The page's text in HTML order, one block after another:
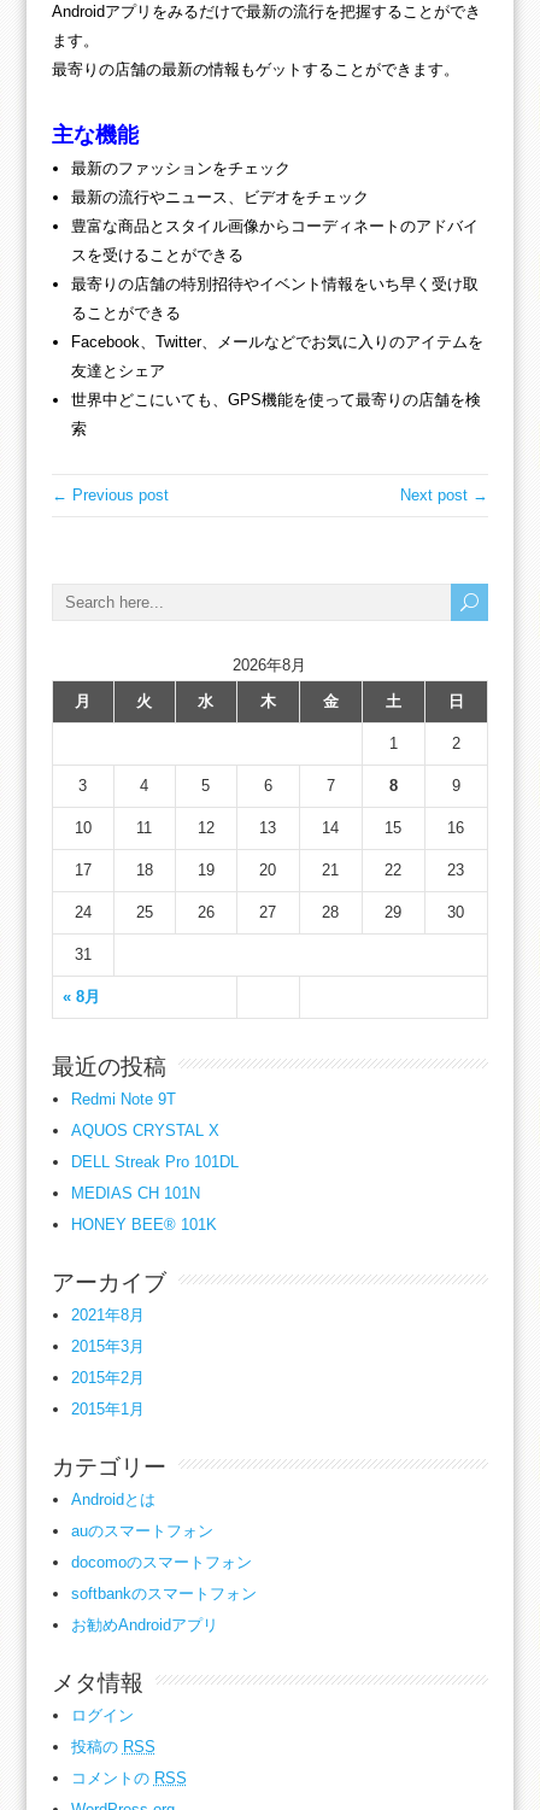
Androidアプリをみるだけで最新の流行を把握することができ
ます。
最寄りの店舗の最新の情報もゲットすることができます。
主な機能
最新のファッションをチェック
最新の流行やニュース、ビデオをチェック
豊富な商品とスタイル画像からコーディネートのアドバイ
スを受けることができる
最寄りの店舗の特別招待やイベント情報をいち早く受け取
ることができる
Facebook、Twitter、メールなどでお気に入りのアイテムを
友達とシェア
世界中どこにいても、GPS機能を使って最寄りの店舗を検
索
← Previous post Next post →
2026年8月
月
火 水 木 金 土 日
« 8月
1 2
3 4 5 6 7 8 9
10 11 12 13 14 15 16
17 18 19 20 21 22 23
24 25 26 27 28 29 30
31
最近の投稿
Redmi Note 9T
AQUOS CRYSTAL X
DELL Streak Pro 101DL
MEDIAS CH 101N
HONEY BEE® 101K
アーカイブ
2021年8月
2015年3月
2015年2月
2015年1月
カテゴリー
Androidとは
auのスマートフォン
docomoのスマートフォン
softbankのスマートフォン
お勧めAndroidアプリ
メタ情報
ログイン
投稿の RSS
コメントの RSS